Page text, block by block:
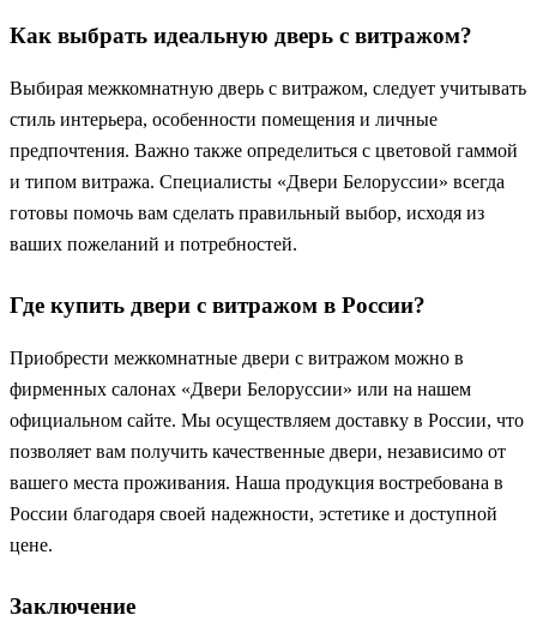
Как выбрать идеальную дверь с витражом?
Выбирая межкомнатную дверь с витражом, следует учитывать
стиль интерьера, особенности помещения и личные
предпочтения. Важно также определиться с цветовой гаммой
и типом витража. Специалисты «Двери Белоруссии» всегда
готовы помочь вам сделать правильный выбор, исходя из
ваших пожеланий и потребностей.
Где купить двери с витражом в России?
Приобрести межкомнатные двери с витражом можно в
фирменных салонах «Двери Белоруссии» или на нашем
официальном сайте. Мы осуществляем доставку в России, что
позволяет вам получить качественные двери, независимо от
вашего места проживания. Наша продукция востребована в
России благодаря своей надежности, эстетике и доступной
цене.
Заключение